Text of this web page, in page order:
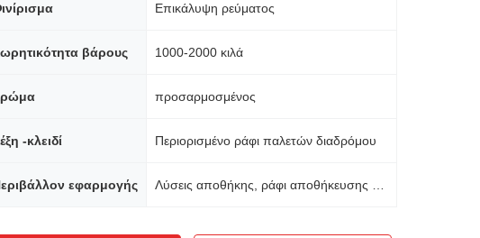
Επικάλυψη ρεύματος
βάρους 1000-2000 κιλά
προσαρμοσμένος
-κλειδί Περιορισμένο ράφι παλετών διαδρόμου
εφαρμογής